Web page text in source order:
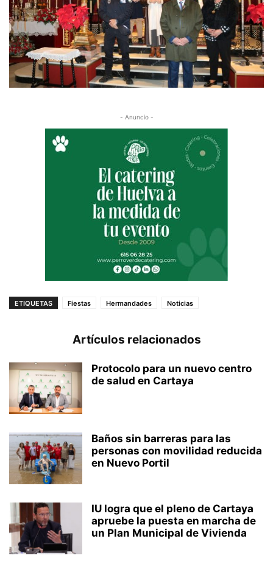
- Anuncio -
ETIQUETAS Fiestas Hermandades Noticias
Artículos relacionados
Protocolo para un nuevo centro
de salud en Cartaya
Baños sin barreras para las
personas con movilidad reducida
en Nuevo Portil
IU logra que el pleno de Cartaya
apruebe la puesta en marcha de
un Plan Municipal de Vivienda